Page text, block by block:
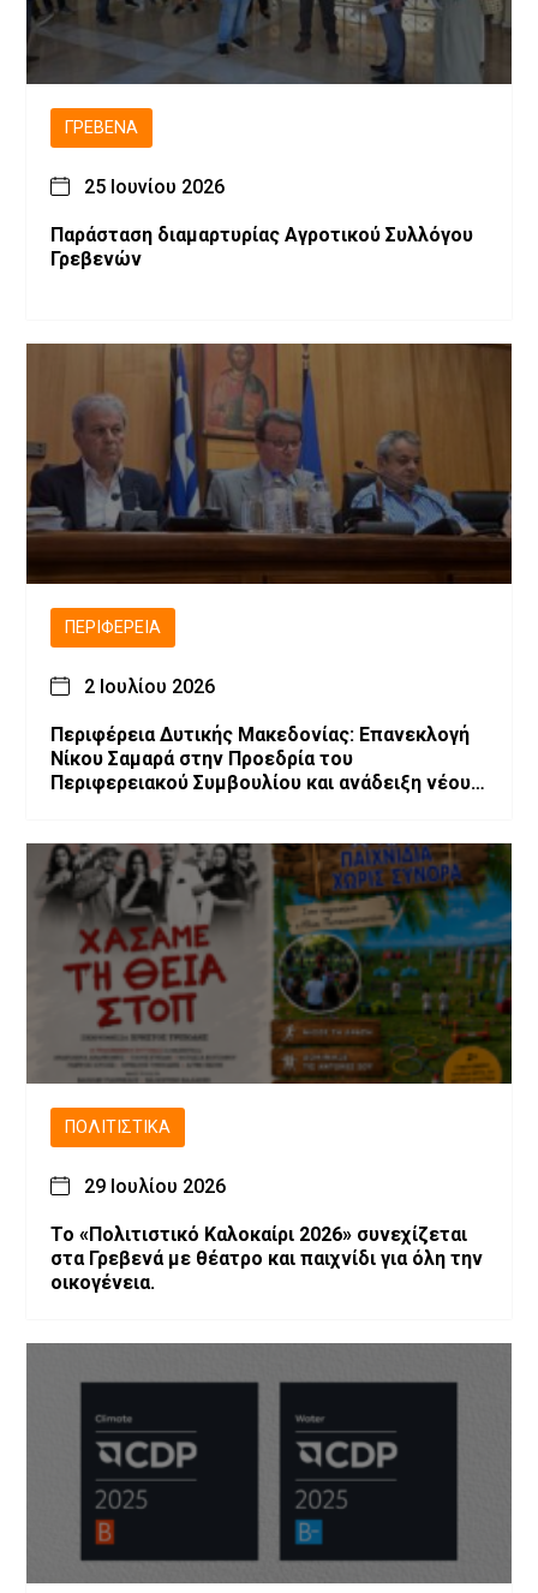
ΓΡΕΒΕΝΆ
25 Ιουνίου 2026
Παράσταση διαμαρτυρίας Αγροτικού Συλλόγου
Γρεβενών
ΠΕΡΙΦΈΡΕΙΑ
2 Ιουλίου 2026
Περιφέρεια Δυτικής Μακεδονίας: Επανεκλογή
Νίκου Σαμαρά στην Προεδρία του
Περιφερειακού Συμβουλίου και ανάδειξη νέου
ΠΟΛΙΤΙΣΤΙΚΆ
29 Ιουλίου 2026
Το «Πολιτιστικό Καλοκαίρι 2026» συνεχίζεται
στα Γρεβενά με θέατρο και παιχνίδι για όλη την
οικογένεια.